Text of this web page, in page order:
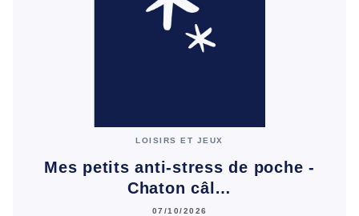
LOISIRS ET JEUX
Mes petits anti-stress de poche -
Chaton câl…
07/10/2026